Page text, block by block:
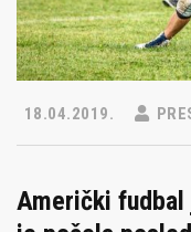
18.04.2019.
Američki fudbal